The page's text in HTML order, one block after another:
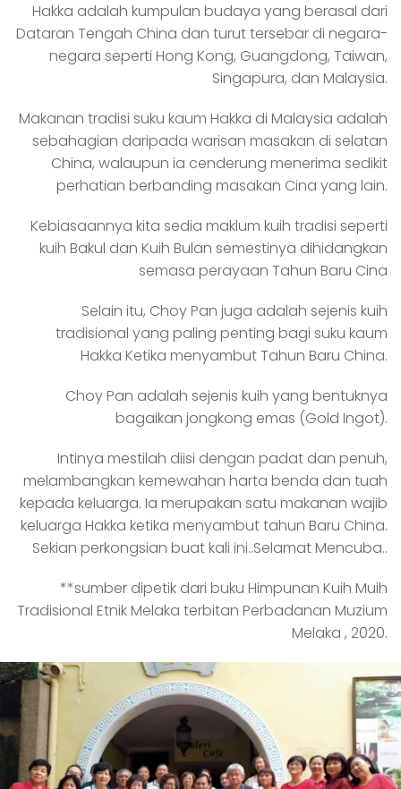
Hakka adalah kumpulan budaya yang berasal dari
Dataran Tengah China dan turut tersebar di negara-
negara seperti Hong Kong, Guangdong, Taiwan,
Singapura, dan Malaysia.
Makanan tradisi suku kaum Hakka di Malaysia adalah
sebahagian daripada warisan masakan di selatan
China, walaupun ia cenderung menerima sedikit
perhatian berbanding masakan Cina yang lain.
Kebiasaannya kita sedia maklum kuih tradisi seperti
kuih Bakul dan Kuih Bulan semestinya dihidangkan
semasa perayaan Tahun Baru Cina
Selain itu, Choy Pan juga adalah sejenis kuih
tradisional yang paling penting bagi suku kaum
Hakka Ketika menyambut Tahun Baru China.
Choy Pan adalah sejenis kuih yang bentuknya
bagaikan jongkong emas (Gold Ingot).
Intinya mestilah diisi dengan padat dan penuh,
melambangkan kemewahan harta benda dan tuah
kepada keluarga. Ia merupakan satu makanan wajib
keluarga Hakka ketika menyambut tahun Baru China.
Sekian perkongsian buat kali ini..Selamat Mencuba..
**sumber dipetik dari buku Himpunan Kuih Muih
Tradisional Etnik Melaka terbitan Perbadanan Muzium
Melaka , 2020.